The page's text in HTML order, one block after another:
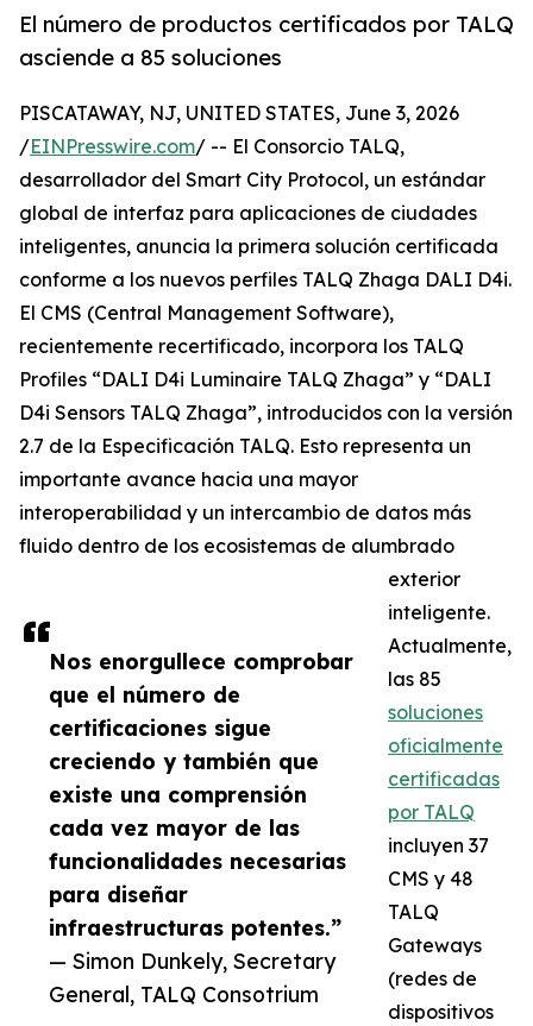
El número de productos certificados por TALQ
asciende a 85 soluciones
Nos enorgullece comprobar
que el número de
certificaciones sigue
creciendo y también que
existe una comprensión
cada vez mayor de las
funcionalidades necesarias
para diseñar
infraestructuras potentes.”
— Simon Dunkely, Secretary
General, TALQ Consotrium
PISCATAWAY, NJ, UNITED STATES, June 3, 2026
/EINPresswire.com/ -- El Consorcio TALQ,
desarrollador del Smart City Protocol, un estándar
global de interfaz para aplicaciones de ciudades
inteligentes, anuncia la primera solución certificada
conforme a los nuevos perfiles TALQ Zhaga DALI D4i.
El CMS (Central Management Software),
recientemente recertificado, incorpora los TALQ
Profiles “DALI D4i Luminaire TALQ Zhaga” y “DALI
D4i Sensors TALQ Zhaga”, introducidos con la versión
2.7 de la Especificación TALQ. Esto representa un
importante avance hacia una mayor
interoperabilidad y un intercambio de datos más
fluido dentro de los ecosistemas de alumbrado
exterior
inteligente.
Actualmente,
las 85
soluciones
oficialmente
certificadas
por TALQ
incluyen 37
CMS y 48
TALQ
Gateways
(redes de
dispositivos